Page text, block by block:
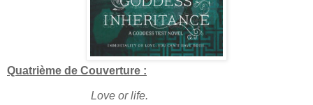
Quatrième de Couverture :
Love or life.